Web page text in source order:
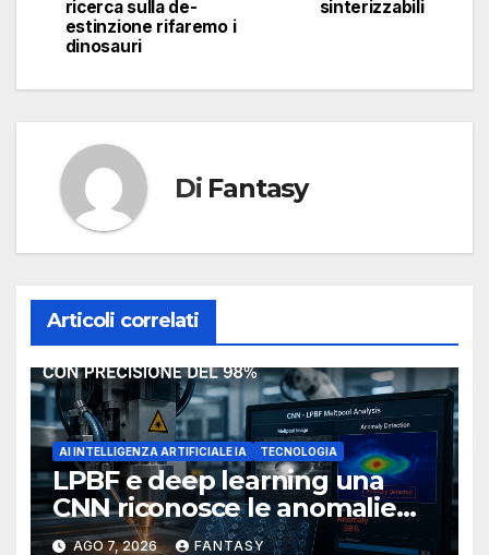
sinterizzabili
ricerca sulla de-
estinzione rifaremo i
dinosauri
Di Fantasy
Articoli correlati
AI INTELLIGENZA ARTIFICIALE IA TECNOLOGIA
LPBF e deep learning una
CNN riconosce le anomalie
del bagno di fusione
AGO 7, 2026 FANTASY